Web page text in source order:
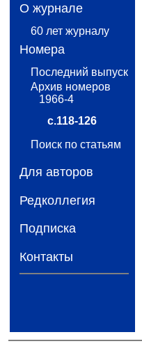
О журнале
60 лет журналу
Номера
Последний выпуск
Архив номеров
1966-4
с.118-126
Поиск по статьям
Для авторов
Редколлегия
Подписка
Контакты